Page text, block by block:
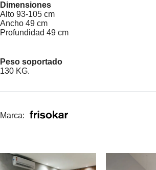
Dimensiones
Alto 93-105 cm
Ancho 49 cm
Profundidad 49 cm
Peso soportado
130 KG.
Marca: